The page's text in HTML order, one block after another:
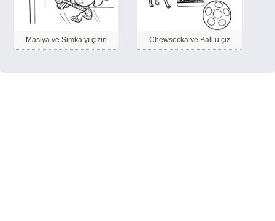
Masiya ve Simka’yı çizin Chewsocka ve Ball’u çiz